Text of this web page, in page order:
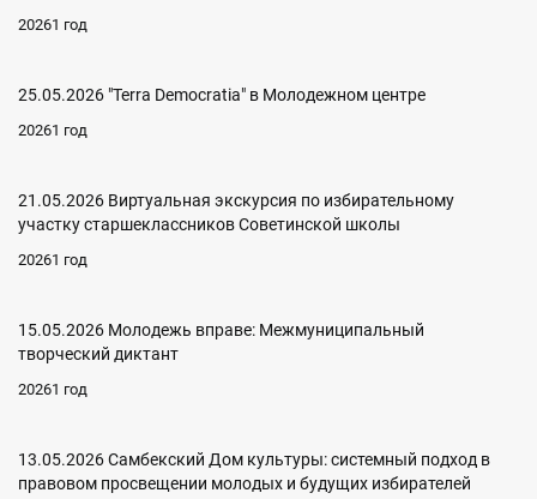
20261 год
25.05.2026 "Terra Democratia" в Молодежном центре
20261 год
21.05.2026 Виртуальная экскурсия по избирательному
участку старшеклассников Советинской школы
20261 год
15.05.2026 Молодежь вправе: Межмуниципальный
творческий диктант
20261 год
13.05.2026 Самбекский Дом культуры: системный подход в
правовом просвещении молодых и будущих избирателей